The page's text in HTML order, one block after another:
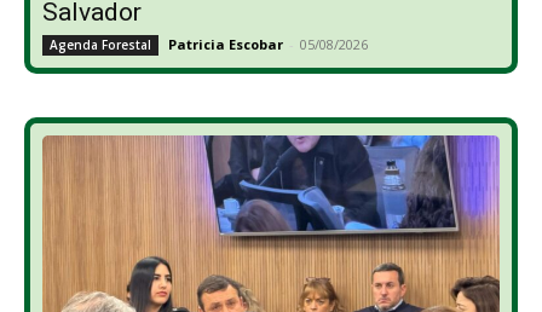
Salvador
Agenda Forestal Patricia Escobar - 05/08/2026